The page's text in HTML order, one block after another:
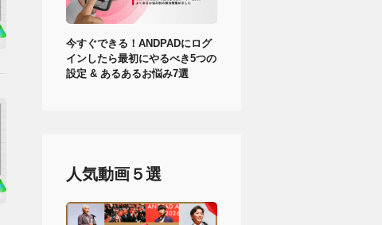
今すぐできる！ANDPADにログ
インしたら最初にやるべき5つの
設定 & あるあるお悩み7選
人気動画５選